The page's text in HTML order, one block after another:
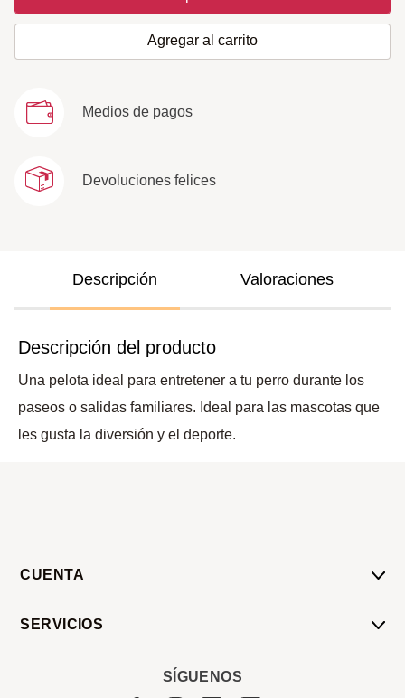
Agregar al carrito
Medios de pagos
Devoluciones felices
Descripción Valoraciones
Descripción del producto
Una pelota ideal para entretener a tu perro durante los
paseos o salidas familiares. Ideal para las mascotas que
les gusta la diversión y el deporte.
CUENTA
SERVICIOS
SÍGUENOS